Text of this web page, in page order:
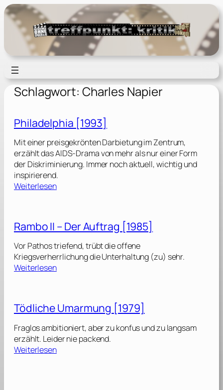
Zum
Inhalt
springen
Schlagwort: Charles Napier
Philadelphia [1993]
Mit einer preisgekrönten Darbietung im Zentrum,
erzählt das AIDS-Drama von mehr als nur einer Form
der Diskriminierung. Immer noch aktuell, wichtig und
inspirierend.
Weiterlesen:
l
a
d
e
l
i
a
[
1
9
Rambo II – Der Auftrag [1985]
Vor Pathos triefend, trübt die offene
Kriegsverherrlichung die Unterhaltung (zu) sehr.
Weiterlesen:
b
o
I
I
–
Tödliche Umarmung [1979]
Fraglos ambitioniert, aber zu konfus und zu langsam
erzählt. Leider nie packend.
Weiterlesen: